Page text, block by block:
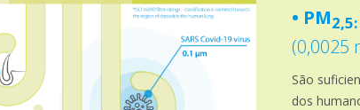
• PM2,5:
(0,0025
São
dos